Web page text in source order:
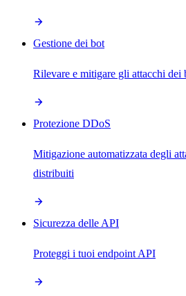
Gestione dei bot
Rilevare e mitigare gli attacchi dei
Protezione DDoS
Mitigazione automatizzata degli
distribuiti
Sicurezza delle API
Proteggi i tuoi endpoint API